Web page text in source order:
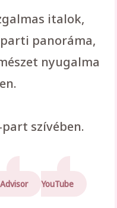
italok,
panoráma,
nyugalma
part szívében.
YouTube